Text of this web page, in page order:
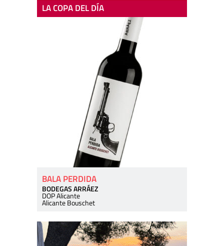
LA COPA DEL DÍA
BALA PERDIDA
BODEGAS ARRÁEZ
DOP Alicante
Alicante Bouschet